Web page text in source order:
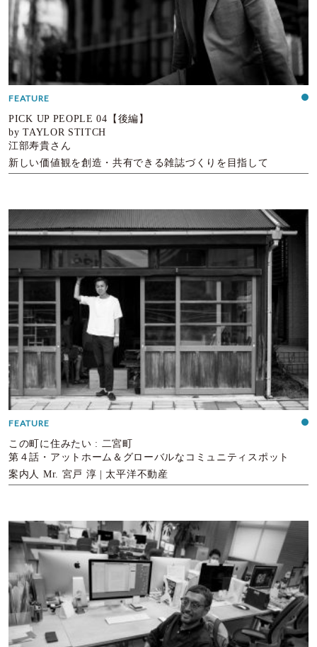
FEATURE
PICK UP PEOPLE 04【後編】
by TAYLOR STITCH
江部寿貴さん
新しい価値観を創造・共有できる雑誌づくりを目指して
FEATURE
この町に住みたい : 二宮町
第４話・アットホーム＆グローバルなコミュニティスポット
案内人 Mr. 宮戸 淳 | 太平洋不動産